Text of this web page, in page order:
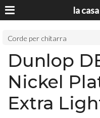
la
Corde per chitarra
Dunlop
Nickel
Extra